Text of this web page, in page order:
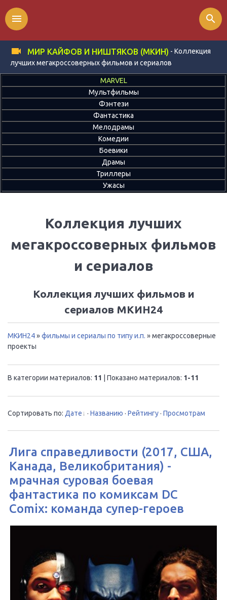
МИР КАЙФОВ И НИШТЯКОВ (МКИН) - Коллекция
лучших мегакроссоверных фильмов и сериалов
menu search
MARVEL
Мультфильмы
Фэнтези
Фантастика
Мелодрамы
Комедии
Боевики
Драмы
Триллеры
Ужасы
Коллекция лучших
мегакроссоверных фильмов
и сериалов
Коллекция лучших фильмов и
сериалов МКИН24
МКИН24»фильмы и сериалы по типу и.п. » мегакроссоверные
проекты
В категории материалов: 11 | Показано материалов: 1-11
Сортировать по: Дате · Названию · Рейтингу· Просмотрам
Лига справедливости (2017, США,
Канада, Великобритания) -
мрачная суровая боевая
фантастика по комиксам DC
Comix: команда супер-героев